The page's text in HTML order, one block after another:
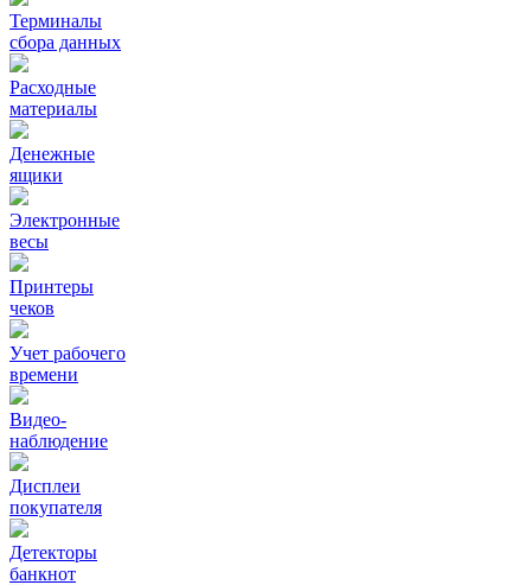
Терминалы
сбора данных
Расходные
материалы
Денежные
ящики
Электронные
весы
Принтеры
чеков
Учет рабочего
времени
Видео‑
наблюдение
Дисплеи
покупателя
Детекторы
банкнот